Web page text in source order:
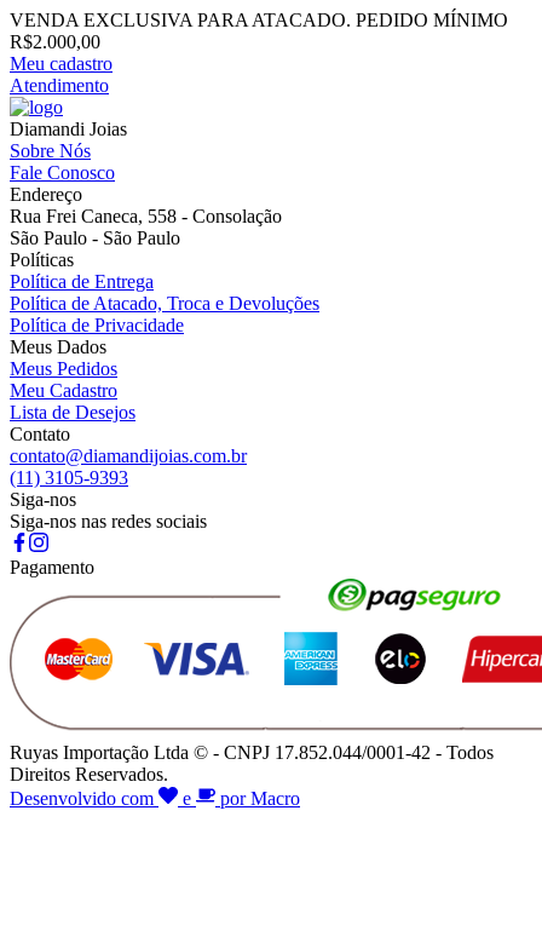
VENDA EXCLUSIVA PARA ATACADO. PEDIDO MÍNIMO
R$2.000,00
Meu cadastro
Atendimento
Diamandi Joias
Sobre Nós
Fale Conosco
Endereço
Rua Frei Caneca, 558 - Consolação
São Paulo - São Paulo
Políticas
Política de Entrega
Política de Atacado, Troca e Devoluções
Política de Privacidade
Meus Dados
Meus Pedidos
Meu Cadastro
Lista de Desejos
Contato
contato@diamandijoias.com.br
(11) 3105-9393
Siga-nos
Siga-nos nas redes sociais
Pagamento
Ruyas Importação Ltda © - CNPJ 17.852.044/0001-42 - Todos
Direitos Reservados.
Desenvolvido com
e por Macro